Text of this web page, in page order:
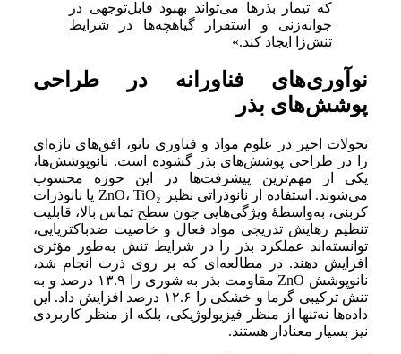
که تیمار بذرها می‌تواند بهبود قابل‌توجهی در
جوانه‌زنی و استقرار گیاهچه‌ها در شرایط
تنش‌زا ایجاد کند.»
نوآوری‌های فناورانه در طراحی
پوشش‌های بذر
تحولات اخیر در علوم مواد و فناوری نانو، افق‌های تازه‌ای
را در طراحی پوشش‌های بذر گشوده است. نانوپوشش‌ها،
یکی از مهم‌ترین پیشرفت‌ها در این حوزه محسوب
می‌شوند. استفاده از نانوذراتی نظیر ZnO، TiO₂ یا نانوذرات
کربنی، به‌واسطهٔ ویژگی‌هایی چون سطح تماس بالا، قابلیت
تنظیم رهایش تدریجی مواد فعال و خاصیت ضدباکتریایی،
توانسته‌اند عملکرد بذر را در شرایط تنش به‌طور مؤثری
افزایش دهند. در مطالعه‌ای که بر روی ذرت انجام شد،
نانوپوشش ZnO مقاومت بذر به شوری را ۱۳.۹ درصد و به
تنش ترکیبی گرما و خشکی را ۱۲.۶ درصد افزایش داد. این
داده‌ها نه‌تنها از منظر فیزیولوژیکی، بلکه از منظر کاربردی
نیز بسیار معنادار هستند.